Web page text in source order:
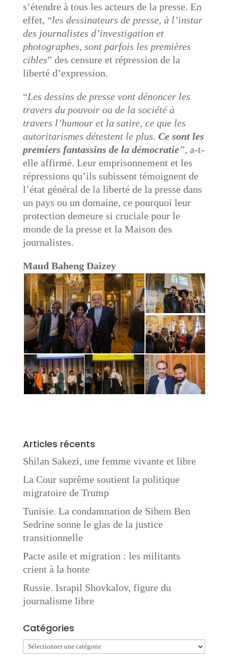
s’étendre à tous les acteurs de la presse. En
effet, “les dessinateurs de presse, à l’instar
des journalistes d’investigation et
photographes, sont parfois les premières
cibles” des censure et répression de la
liberté d’expression.
“Les dessins de presse vont dénoncer les
travers du pouvoir ou de la société à
travers l’humour et la satire, ce que les
autoritarismes détestent le plus. Ce sont les
premiers fantassins de la démocratie”, a-t-
elle affirmé. Leur emprisonnement et les
répressions qu’ils subissent témoignent de
l’état général de la liberté de la presse dans
un pays ou un domaine, ce pourquoi leur
protection demeure si cruciale pour le
monde de la presse et la Maison des
journalistes.
Maud Baheng Daizey
Articles récents
Shilan Sakezi, une femme vivante et libre
La Cour suprême soutient la politique
migratoire de Trump
Tunisie. La condamnation de Sihem Ben
Sedrine sonne le glas de la justice
transitionnelle
Pacte asile et migration : les militants
crient à la honte
Russie. Israpil Shovkalov, figure du
journalisme libre
Catégories
Catégories